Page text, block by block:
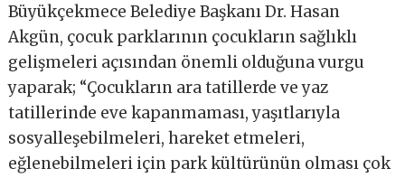
Büyükçekmece Belediye Başkanı Dr. Hasan
Akgün, çocuk parklarının çocukların sağlıklı
gelişmeleri açısından önemli olduğuna vurgu
yaparak; “Çocukların ara tatillerde ve yaz
tatillerinde eve kapanmaması, yaşıtlarıyla
sosyalleşebilmeleri, hareket etmeleri,
eğlenebilmeleri için park kültürünün olması çok